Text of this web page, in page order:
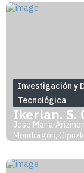
Investigación y
Tecnológica
Ikerlan, S.
José María
Mondragón,